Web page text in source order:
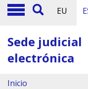
EU
Sede judicial
electrónica
Inicio